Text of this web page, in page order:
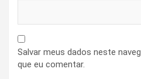
Salvar meus dados neste
que eu comentar.